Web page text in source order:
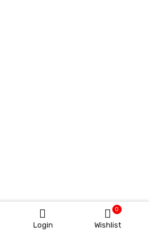
Login Wishlist
0